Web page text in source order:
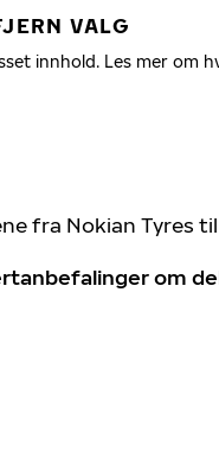
VALG
innhold. Les mer om
fra Nokian Tyres
om